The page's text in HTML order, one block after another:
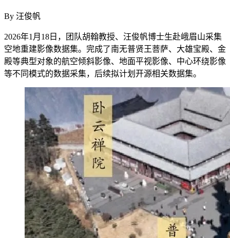
By 汪俊帆
2026年1月18日，团队胡翰教授、汪俊帆博士生赴峨眉山采集
空地重建影像数据集。完成了南无普贤王菩萨、大雄宝殿、金
殿等典型对象的航空倾斜影像、地面平视影像、中心环绕影像
等不同模式的数据采集，后续拟计划开源相关数据集。